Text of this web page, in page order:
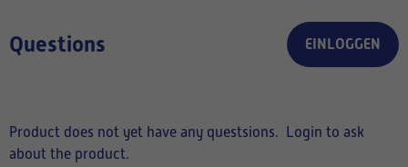
Questions EINLOGGEN
Product does not yet have any questsions.
Login to ask
about the product.